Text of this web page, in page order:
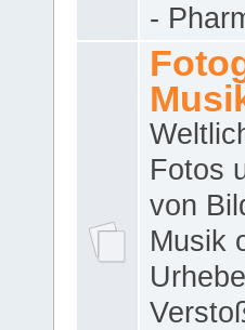
-
Fotos
von
Musik